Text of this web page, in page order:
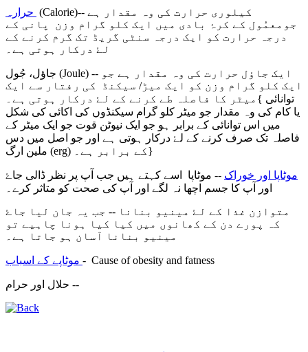
(Calorie)-- کیلوری حرارت کی وہ مقدار ہے
جومعمُول کے کرۂ بادی میں ایک کلو گرام وزن پانی کے
درجہ حرارت کو ایک درجہ سنٹی گریڈ تک گرم کرنے کے
لۓ درکار ہوتی ہے۔
جاؤل، جُول (Joule) -- ایک جاؤل حرارت کی وہ مقدار ہے جو
ایک کلو گرام وزن کو ایک میڑ/ سیکنڈ کی رفتار سے ایک
میٹر کا فاصلہ طے کرنے کے لۓ درکار ہوتی ہے۔{ توانائی
یا کام کی وہ مقدار جو میٹر کلو گرام سیکنڈوں کی اکائی کی شکل
میں اس توانائی کے برابر ہو جو ایک نیوٹن قوت جو ایک میٹر کے
فاصلہ تک صرف کرنے کے لۓ درکار ہوتی ہے اور جو اصل میں دس
ملین ارگ (erg) کے برابر ہے۔}
موٹاپا اور خوراک -- موٹاپا اسے کہتے ہیں جب آپ پر نظر ڈالی جاۓ
اور آپ کا جسم اچھا نہ لگے اور آپ کی صحت کو متاثر کرے۔
متوازن غذا کے لۓ مینیو بنانا -- جب یہ جان لیا جاۓ
کہ پورے دن کے کھانوں میں کیا کیا ہونا چاہیے تو
مینیو بنانا آسان ہو جاتا ہے۔
- Cause of obesity and fatness
حلال اور حرام --